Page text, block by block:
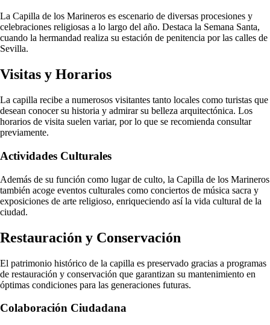
La Capilla de los Marineros es escenario de diversas procesiones y
celebraciones religiosas a lo largo del año. Destaca la Semana Santa,
cuando la hermandad realiza su estación de penitencia por las calles de
Sevilla.
Visitas y Horarios
La capilla recibe a numerosos visitantes tanto locales como turistas que
desean conocer su historia y admirar su belleza arquitectónica. Los
horarios de visita suelen variar, por lo que se recomienda consultar
previamente.
Actividades Culturales
Además de su función como lugar de culto, la Capilla de los Marineros
también acoge eventos culturales como conciertos de música sacra y
exposiciones de arte religioso, enriqueciendo así la vida cultural de la
ciudad.
Restauración y Conservación
El patrimonio histórico de la capilla es preservado gracias a programas
de restauración y conservación que garantizan su mantenimiento en
óptimas condiciones para las generaciones futuras.
Colaboración Ciudadana